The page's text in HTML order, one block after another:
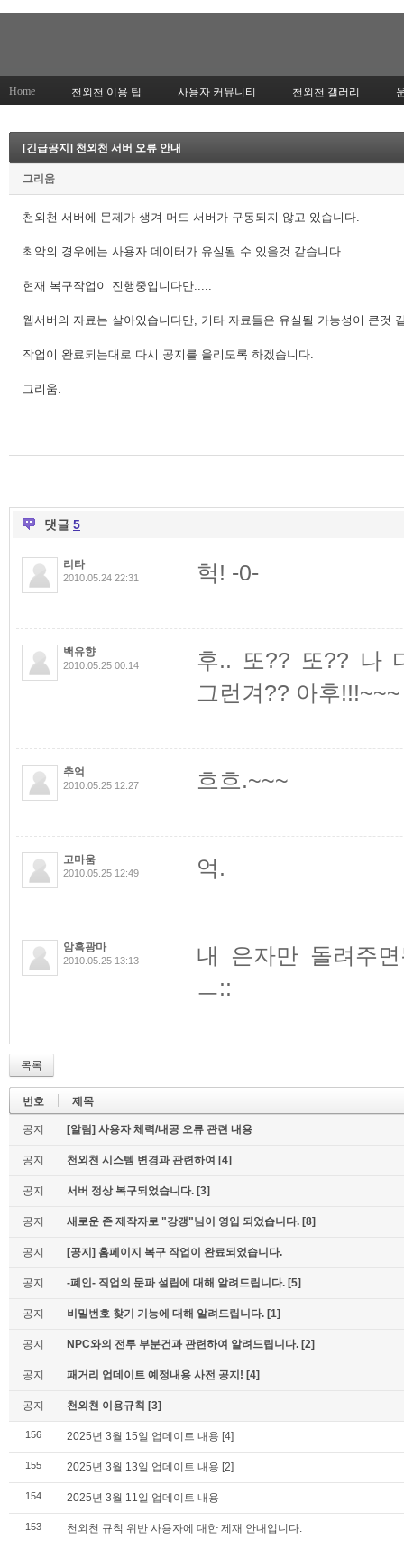
Home 천외천 이용 팁 사용자 커뮤니티 천외천 갤러리
[긴급공지] 천외천 서버 오류 안내
그리움
천외천 서버에 문제가 생겨 머드 서버가 구동되지 않고 있습니다.
최악의 경우에는 사용자 데이터가 유실될 수 있을것 같습니다.
현재 복구작업이 진행중입니다만.....
웹서버의 자료는 살아있습니다만, 기타 자료들은 유실될 가능성이 큰것
작업이 완료되는대로 다시 공지를 올리도록 하겠습니다.
그리움.
댓글 5
리타
2010.05.24 22:31 헉! -0-
백유향
2010.05.25 00:14
후.. 또?? 또?? 나
그런겨?? 아후!!!~~~
추억
2010.05.25 12:27 흐흐.~~~
고마움
2010.05.25 12:49 억.
암흑광마
2010.05.25 13:13
내 은자만 돌려주
ㅡ::
목록
번호 제목
공지 [알림] 사용자 체력/내공 오류 관련 내용
공지 천외천 시스템 변경과 관련하여 [4]
공지 서버 정상 복구되었습니다. [3]
공지 새로운 존 제작자로 "강갱"님이 영입 되었습니다. [8]
공지 [공지] 홈페이지 복구 작업이 완료되었습니다.
공지 -폐인- 직업의 문파 설립에 대해 알려드립니다. [5]
공지 비밀번호 찾기 기능에 대해 알려드립니다. [1]
공지 NPC와의 전투 부분건과 관련하여 알려드립니다. [2]
공지 패거리 업데이트 예정내용 사전 공지! [4]
공지 천외천 이용규칙 [3]
156 2025년 3월 15일 업데이트 내용 [4]
155 2025년 3월 13일 업데이트 내용 [2]
154 2025년 3월 11일 업데이트 내용
153 천외천 규칙 위반 사용자에 대한 제재 안내입니다.